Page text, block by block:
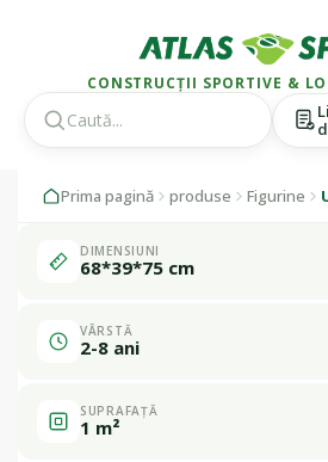
CONSTRUCȚII SPORTIVE &
Prima pagină produse Figurine
Fabricat în
România
DIMENSIUNI
68*39*75 cm
VÂRSTĂ
2-8 ani
SUPRAFAȚĂ
1 m²